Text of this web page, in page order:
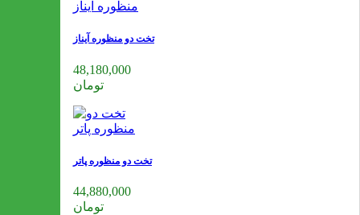
تخت دو منظوره آیناز
48,180,000
تومان
تخت دو منظوره پاتر
44,880,000
تومان